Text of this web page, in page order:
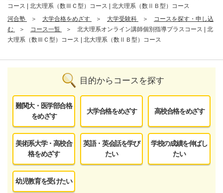
コース | 北大理系（数ⅢＣ型）コース | 北大理系（数ⅡＢ型）コース
河合塾
大学合格をめざす 大学受験科
コースを探す・申し込
む
コース一覧
北大理系オンライン講師個別指導プラスコース | 北
大理系（数ⅢＣ型）コース | 北大理系（数ⅡＢ型）コース
目的からコースを探す
難関大・医学部合格
をめざす
大学合格をめざす 高校合格をめざす
美術系大学・高校合
格をめざす
英語・英会話を学び
たい
学校の成績を伸ばし
たい
幼児教育を受けたい